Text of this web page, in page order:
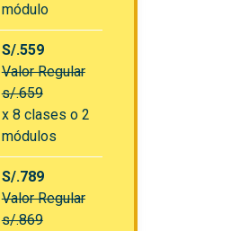
módulo
S/.559
Valor Regular
s/.659
x 8 clases o 2
módulos
S/.789
Valor Regular
s/.869